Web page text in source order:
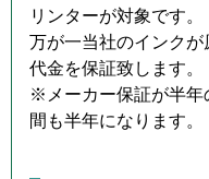
リンターが対象です。
万が一当社のインク
代金を保証致します。
※メーカー保証が半年
間も半年になります。